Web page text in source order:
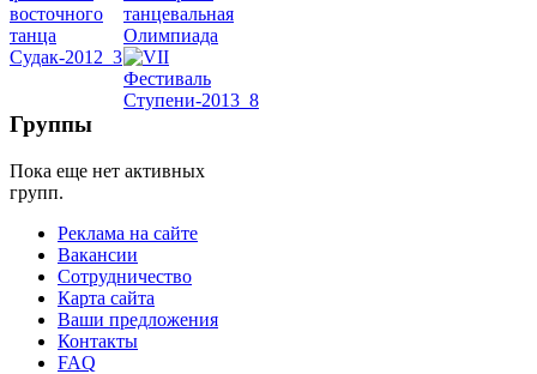
Группы
Пока еще нет активных
групп.
Реклама на сайте
Вакансии
Сотрудничество
Карта сайта
Ваши предложения
Контакты
FAQ